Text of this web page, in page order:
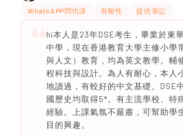
WhatsAPP問功課 有耐性 提供筆記
hi本人是23年DSE考生，畢業於東
中學，現在香港教育大學主修小學
與人文）教育，均為英文教學。輔
程科技與設計。為人有耐心，本人
地讀過，有較好的中文基礎。DSE
國歷史均取得5*。有主流學校、特
經驗。上課氣氛不嚴肅，可幫助學
目的興趣。